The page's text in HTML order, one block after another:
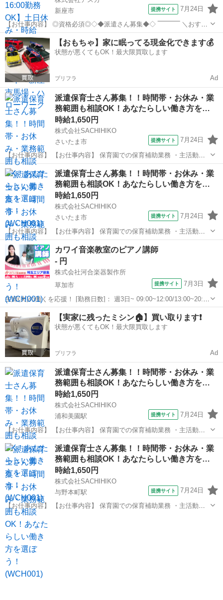
新座市
提携サイト 7月24日
【お仕事内容】 ◎資格必須◎◇◆派遣さん募集◆◇ ‾‾‾‾‾‾‾‾‾‾‾ ＼おすす
めポイント／ ★サービス残業なし★ ★土日祝休み★ ★お子様のお休
みOK★ ★高時給★ ＼勤務条件／ ■保育士資格必須 ■勤務日数 週5日
...
埼玉 新座市 保育士
【おもちゃ】家に眠ってる現金化できます💰
状態が悪くてもOK！最大限買取します
プリフラ Ad
派遣保育士さん募集！！時間帯・お休み・業
務範囲も相談OK！あなたらしい働き方を…
時給1,650円
株式会社SACHIHIKO
さいたま市
提携サイト 7月24日
【お仕事内容】 【お仕事内容】 保育園での保育補助業務 ・主活動の
サポート(散歩、手遊び、読み聞かせ等) ・給食、おやつ等の介助 ・午
睡チェック ・清掃、消毒等の衛生管理 ◆保育補助とは… ・遊びの見
守り ・園児の身の回り...
埼玉 さいたま市 保育士
派遣保育士さん募集！！時間帯・お休み・業
務範囲も相談OK！あなたらしい働き方を…
時給1,650円
株式会社SACHIHIKO
さいたま市
提携サイト 7月24日
【お仕事内容】 【お仕事内容】 保育園での保育補助業務 ・主活動の
サポート(散歩、手遊び、読み聞かせ等) ・給食、おやつ等の介助 ・午
睡チェック ・清掃、消毒等の衛生管理 ◆保育補助とは… ・遊びの見
守り ・園児の身の回り...
埼玉 さいたま市 保育士
カワイ音楽教室のピアノ講師
- 円
株式会社河合楽器製作所
草加市
提携サイト 7月3日
主婦(夫)の働くを応援！ [勤務日数]： 週3日~ 09:00~12:00/13:00~20:00
月/火/水/木/金/土/日 などから選べます [勤務地・最寄駅]： 埼玉県草加
市高砂2-7-1 アコス草加南館3F（勤務...
草加市 その他
【実家に残ったミシン🏠】買い取ります❗️
状態が悪くてもOK！最大限買取します
プリフラ Ad
派遣保育士さん募集！！時間帯・お休み・業
務範囲も相談OK！あなたらしい働き方を…
時給1,650円
株式会社SACHIHIKO
浦和美園駅
提携サイト 7月24日
【お仕事内容】 【お仕事内容】 保育園での保育補助業務 ・主活動の
サポート(散歩、手遊び、読み聞かせ等) ・給食、おやつ等の介助 ・午
睡チェック ・清掃、消毒等の衛生管理 ◆保育補助とは… ・遊びの見
守り ・園児の身の回り...
埼玉 さいたま市 浦和美園駅 保育士
派遣保育士さん募集！！時間帯・お休み・業
務範囲も相談OK！あなたらしい働き方を…
時給1,650円
株式会社SACHIHIKO
与野本町駅
提携サイト 7月24日
【お仕事内容】 【お仕事内容】 保育園での保育補助業務 ・主活動の
サポート(散歩、手遊び、読み聞かせ等) ・給食、おやつ等の介助 ・午
睡チェック ・清掃、消毒等の衛生管理 ◆保育補助とは… ・遊びの見
守り ・園児の身の回り...
埼玉 さいたま市